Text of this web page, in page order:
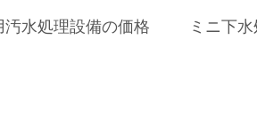
汚水処理設備の価格 ミニ下